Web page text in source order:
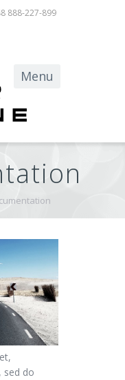
888-227-899
sed do